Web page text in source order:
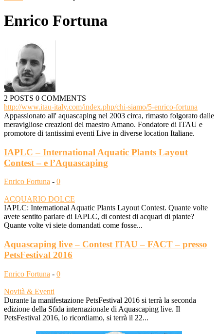
Enrico Fortuna
2 POSTS 0 COMMENTS
http://www.itau-italy.com/index.php/chi-siamo/5-enrico-fortuna
Appassionato all' aquascaping nel 2003­ circa, rimasto folgorato dalle
meravigliose cr­eazioni del maestro Amano. Fondatore di ITAU e
promotore di tantissimi eventi Live in diverse location Italiane.
IAPLC – International Aquatic Plants Layout
Contest – e l’Aquascaping
Enrico Fortuna - 0
ACQUARIO DOLCE
IAPLC: International Aquatic Plants Layout Contest. Quante volte
avete sentito parlare di IAPLC, di contest di acquari di piante?
Quante volte vi siete domandati come fosse...
Aquascaping live – Contest ITAU – FACT – presso
PetsFestival 2016
Enrico Fortuna - 0
Novità & Eventi
Durante la manifestazione PetsFestival 2016 si terrà la seconda
edizione della Sfida internazionale di Aquascaping live. Il
PetsFestival 2016, lo ricordiamo, si terrà il 22...